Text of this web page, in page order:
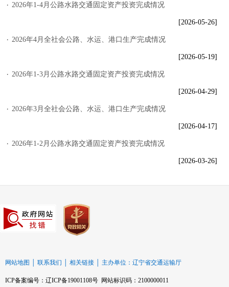
2026年1-4月公路水路交通固定资产投资完成情况
[2026-05-26]
2026年4月全社会公路、水运、港口生产完成情况
[2026-05-19]
2026年1-3月公路水路交通固定资产投资完成情况
[2026-04-29]
2026年3月全社会公路、水运、港口生产完成情况
[2026-04-17]
2026年1-2月公路水路交通固定资产投资完成情况
[2026-03-26]
网站地图 联系我们 相关链接 主办单位：辽宁省交通运输厅
ICP备案编号：辽ICP备19001108号 网站标识码：2100000011